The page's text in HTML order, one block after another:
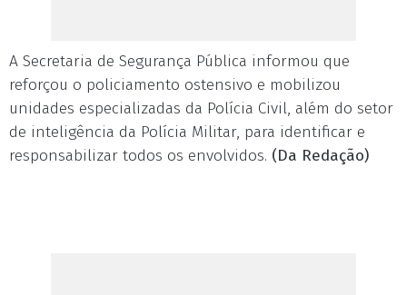
A Secretaria de Segurança Pública informou que
reforçou o policiamento ostensivo e mobilizou
unidades especializadas da Polícia Civil, além do setor
de inteligência da Polícia Militar, para identificar e
responsabilizar todos os envolvidos. (Da Redação)